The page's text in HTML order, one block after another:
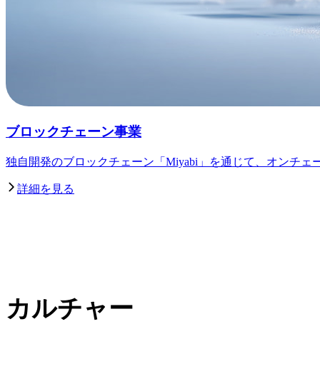
ブロックチェーン事業
独自開発のブロックチェーン「Miyabi」を通じて、オンチ
詳細を見る
カルチャー